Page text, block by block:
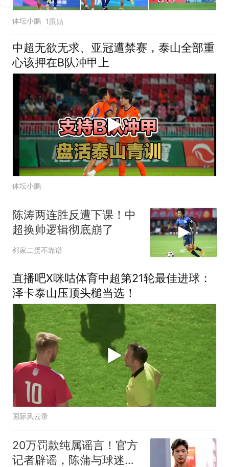
体坛小鹏 1跟贴
中超无欲无求、亚冠遭禁赛，泰山全部重
心该押在B队冲甲上
体坛小鹏
陈涛两连胜反遭下课！中
超换帅逻辑彻底崩了
邻家二蛋不靠谱
直播吧X咪咕体育中超第21轮最佳进球：
泽卡泰山压顶头槌当选！
国际风云录
20万罚款纯属谣言！官方
记者辟谣，陈蒲与球迷误